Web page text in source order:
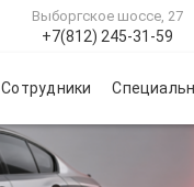
+7(812) 245-31-59
Выборгское шоссе, 27
Сотрудники